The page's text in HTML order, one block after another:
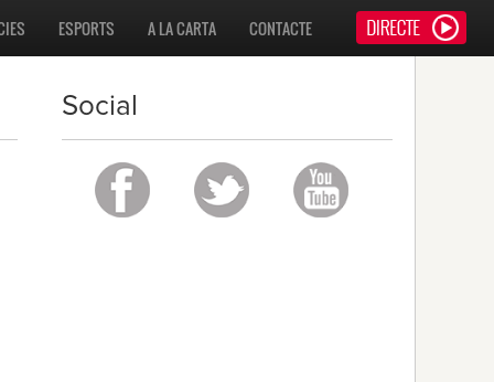
CONTACTE
A LA CARTA
ESPORTS
Social